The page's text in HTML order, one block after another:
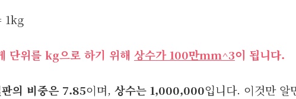
1kg
단위를 kg으로 하기 위해 상수가 100만mm^3이 됩니다.
의 비중은 7.85이며, 상수는 1,000,000입니다. 이것만 알